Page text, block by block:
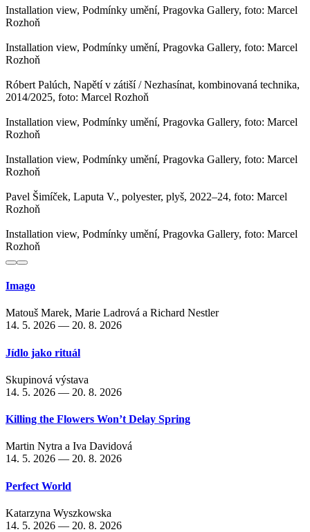
Installation view, Podmínky umění, Pragovka Gallery, foto: Marcel
Rozhoň
Installation view, Podmínky umění, Pragovka Gallery, foto: Marcel
Rozhoň
Róbert Palúch, Napětí v zátiší / Nezhasínat, kombinovaná technika,
2014/2025, foto: Marcel Rozhoň
Installation view, Podmínky umění, Pragovka Gallery, foto: Marcel
Rozhoň
Installation view, Podmínky umění, Pragovka Gallery, foto: Marcel
Rozhoň
Pavel Šimíček, Laputa V., polyester, plyš, 2022–24, foto: Marcel
Rozhoň
Installation view, Podmínky umění, Pragovka Gallery, foto: Marcel
Rozhoň
Imago
Matouš Marek, Marie Ladrová a Richard Nestler
14. 5. 2026 — 20. 8. 2026
Jídlo jako rituál
Skupinová výstava
14. 5. 2026 — 20. 8. 2026
Killing the Flowers Won’t Delay Spring
Martin Nytra a Iva Davidová
14. 5. 2026 — 20. 8. 2026
Perfect World
Katarzyna Wyszkowska
14. 5. 2026 — 20. 8. 2026